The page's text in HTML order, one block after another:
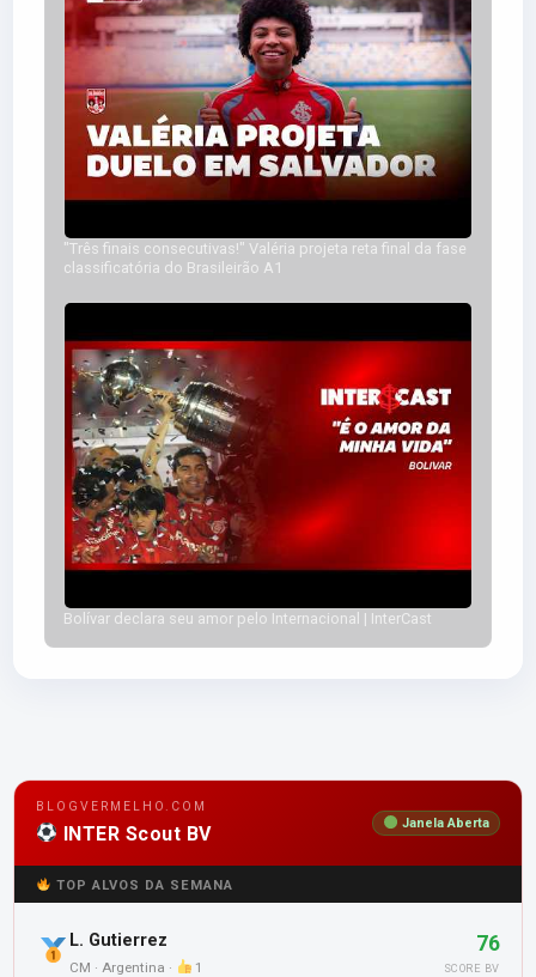
5.0
EQUIPE DO VAR
Cabine Assistente
5.0
"Três finais consecutivas!" Valéria projeta reta final da fase
classificatória do Brasileirão A1
Bolívar declara seu amor pelo Internacional | InterCast
BLOGVERMELHO.COM
INTER Scout BV Janela Aberta
TOP ALVOS DA SEMANA
L. Gutierrez
CM · Argentina · 1
76
SCORE BV